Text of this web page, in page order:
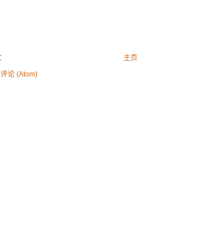
主页
论 (Atom)